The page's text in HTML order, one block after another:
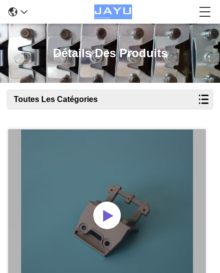
Détails Des Produits
Toutes Les Catégories